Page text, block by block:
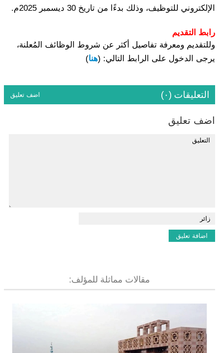
الإلكتروني للتوظيف، وذلك بدءًا من تاريخ 30 ديسمبر 2025م.
رابط التقديم
وللتقديم ومعرفة تفاصيل أكثر عن شروط الوظائف المُعلنة،
يرجى الدخول على الرابط التالي: (هنا)
التعليقات (٠) اضف تعليق
اضف تعليق
مقالات مماثلة للمؤلف: